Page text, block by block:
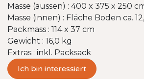
Masse (aussen) : 400 x 375 x 250
Masse (innen) : Fläche Boden ca.
Packmass : 114 x 37 cm
Gewicht : 16,0 kg
Extras : inkl. Packsack
Ich bin interessiert